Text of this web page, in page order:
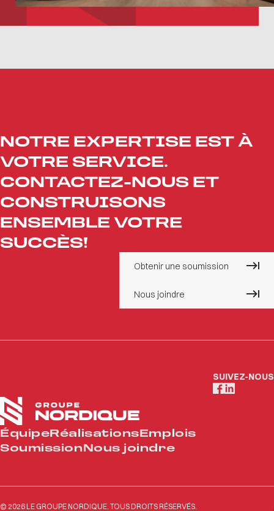
NOTRE EXPERTISE EST À
VOTRE SERVICE.
CONTACTEZ-NOUS ET
CONSTRUISONS
ENSEMBLE VOTRE
SUCCÈS!
Obtenir une soumission
Nous joindre
SUIVEZ-NOUS
ÉquipeRéalisationsEmplois
SoumissionNous joindre
© 2026 LE GROUPE NORDIQUE. TOUS DROITS RÉSERVÉS.